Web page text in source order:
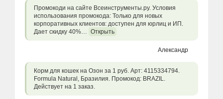
Промокоди на сайте Всеинструменты.ру. Условия
использования промокода: Только для новых
корпоративных клиентов: доступен для юрлиц и ИП.
Дает скидку 40%… Открыть
Александр
Корм для кошек на Озон за 1 руб. Арт: 4115334794.
Formula Natural, Бразилия. Промокод: BRAZIL.
Действует на 1 заказ.